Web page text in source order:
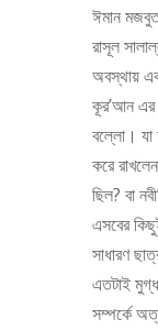
ঈমান
রাসূল
অবস্থায়
কূর’আন এর
বল্লো। যা
করে
ছিল? বা
এসবের
সাধারণ
এতটাই
সম্পর্কে